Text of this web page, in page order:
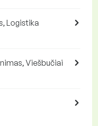
Logistika
Viešbučiai